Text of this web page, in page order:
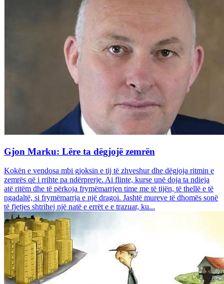
Gjon Marku: Lëre ta dëgjojë zemrën
Kokën e vendosa mbi gjoksin e tij të zhveshur dhe dëgjoja ritmin e
zemrës që i rrihte pa ndërprerje. Ai flinte, kurse unë doja ta ndieja
atë ritëm dhe të përkoja frymëmarrjen time me të tijën, të thellë e të
ngadaltë, si frymëmarrja e një dragoi. Jashtë mureve të dhomës sonë
të fjetjes shtrihej një natë e errët e e trazuar, ku...